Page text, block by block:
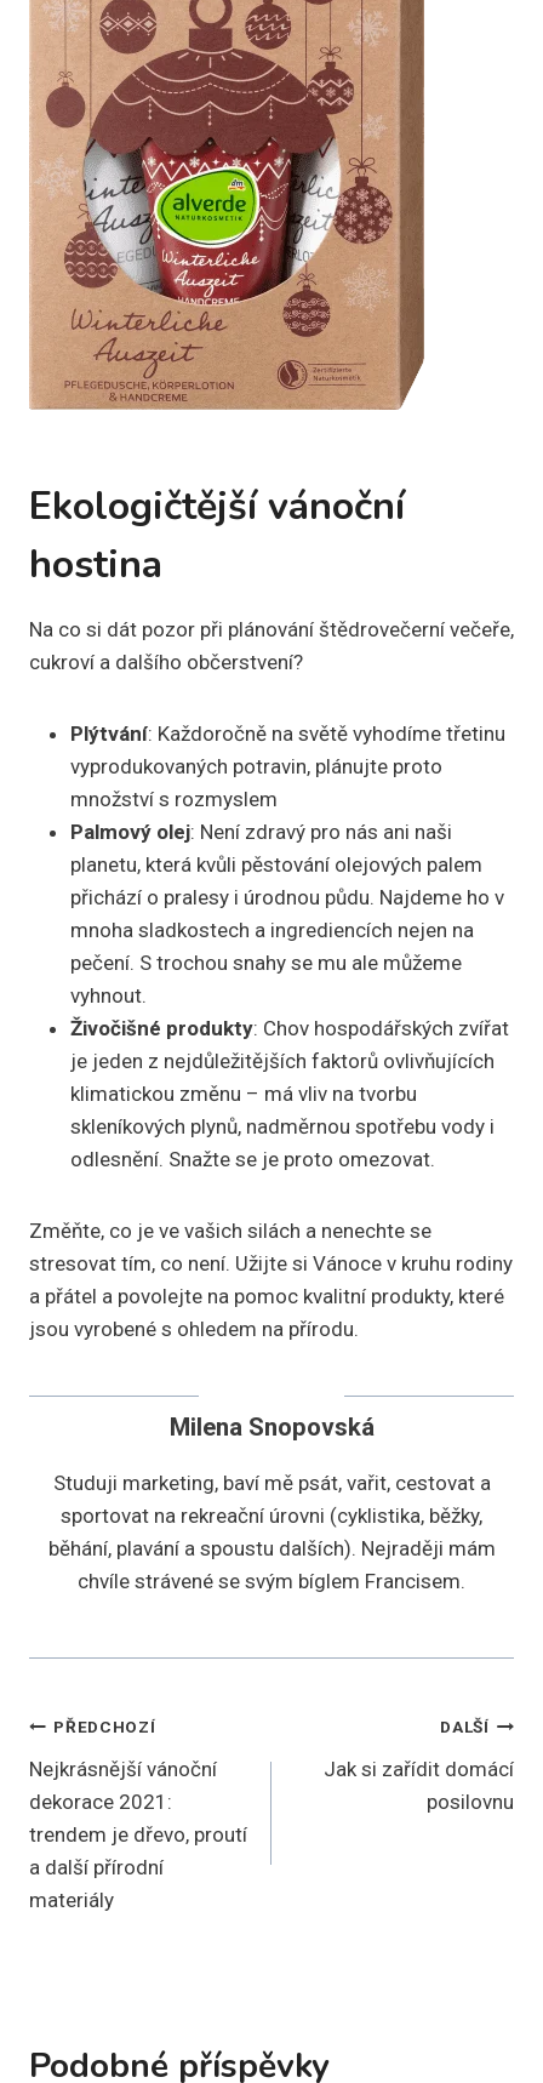
Ekologičtější vánoční
hostina
Na co si dát pozor při plánování štědrovečerní večeře,
cukroví a dalšího občerstvení?
Plýtvání: Každoročně na světě vyhodíme třetinu
vyprodukovaných potravin, plánujte proto
množství s rozmyslem
Palmový olej: Není zdravý pro nás ani naši
planetu, která kvůli pěstování olejových palem
přichází o pralesy i úrodnou půdu. Najdeme ho v
mnoha sladkostech a ingrediencích nejen na
pečení. S trochou snahy se mu ale můžeme
vyhnout.
Živočišné produkty: Chov hospodářských zvířat
je jeden z nejdůležitějších faktorů ovlivňujících
klimatickou změnu – má vliv na tvorbu
skleníkových plynů, nadměrnou spotřebu vody i
odlesnění. Snažte se je proto omezovat.
Změňte, co je ve vašich silách a nenechte se
stresovat tím, co není. Užijte si Vánoce v kruhu rodiny
a přátel a povolejte na pomoc kvalitní produkty, které
jsou vyrobené s ohledem na přírodu.
Milena Snopovská
Studuji marketing, baví mě psát, vařit, cestovat a
sportovat na rekreační úrovni (cyklistika, běžky,
běhání, plavání a spoustu dalších). Nejraději mám
chvíle strávené se svým bíglem Francisem.
Navigace
pro
příspěvek
PŘEDCHOZÍ
Nejkrásnější vánoční
dekorace 2021:
trendem je dřevo, proutí
a další přírodní
materiály
DALŠÍ
Jak si zařídit domácí
posilovnu
Podobné příspěvky